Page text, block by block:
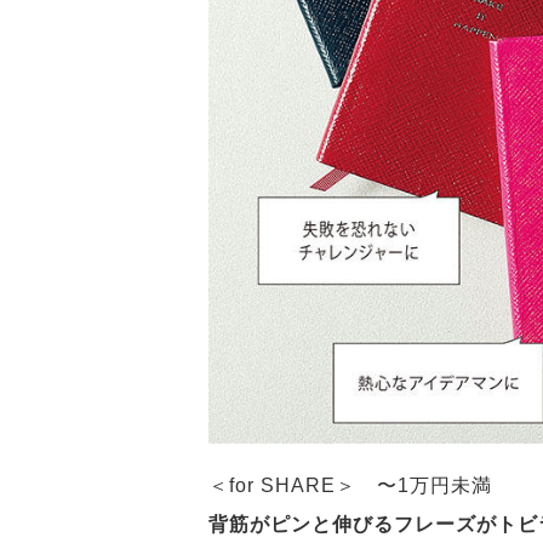
＜for SHARE＞ 〜1万円未満
背筋がピンと伸びるフレーズがトビ